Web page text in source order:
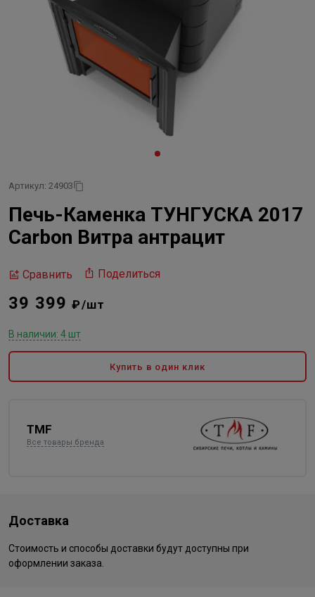
Артикул: 24903
Печь-Каменка ТУНГУСКА 2017
Carbon Витра антрацит
Сравнить Поделиться
39 399₽/шт
В наличии: 4 шт
Купить в один клик
TMF
Все товары бренда
Доставка
Стоимость и способы доставки будут доступны при
оформлении заказа.